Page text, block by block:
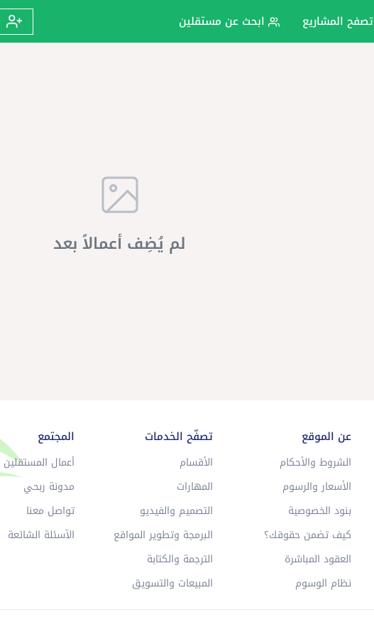
تصفح المشاريع ابحث عن مستقلين
لم يُضِف أعمالاً بعد
عن الموقع
الشروط والأحكام
الأسعار والرسوم
بنود الخصوصية
كيف تضمن حقوقك؟
العقود المباشرة
نظام الوسوم
تصفّح الخدمات
الأقسام
المهارات
التصميم والفيديو
البرمجة وتطوير المواقع
الترجمة والكتابة
المبيعات والتسويق
المجتمع
أعمال المستقلين
مدونة ربحي
تواصل معنا
الآسئلة الشائعة